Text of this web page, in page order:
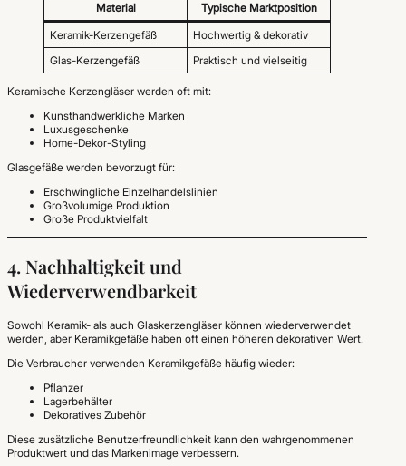
Material
Typische Marktposition
Keramik-Kerzengefäß
Hochwertig & dekorativ
Glas-Kerzengefäß
Praktisch und vielseitig
Keramische Kerzengläser werden oft mit:
Kunsthandwerkliche Marken
Luxusgeschenke
Home-Dekor-Styling
Glasgefäße werden bevorzugt für:
Erschwingliche Einzelhandelslinien
Großvolumige Produktion
Große Produktvielfalt
4. Nachhaltigkeit und
Wiederverwendbarkeit
Sowohl Keramik- als auch Glaskerzengläser können wiederverwendet
werden, aber Keramikgefäße haben oft einen höheren dekorativen Wert.
Die Verbraucher verwenden Keramikgefäße häufig wieder:
Pflanzer
Lagerbehälter
Dekoratives Zubehör
Diese zusätzliche Benutzerfreundlichkeit kann den wahrgenommenen
Produktwert und das Markenimage verbessern.